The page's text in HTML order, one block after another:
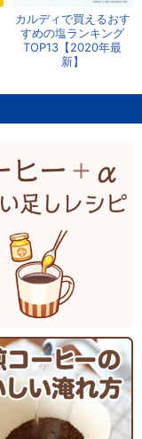
カルディで買えるおす
すめの塩ランキング
TOP13【2020年最
新】